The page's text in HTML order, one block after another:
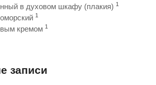
в духовом шкафу (плакия) 1
1
кремом 1
записи